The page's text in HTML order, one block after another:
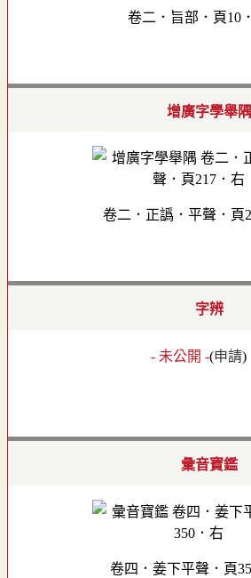
卷二．旨部．頁10
增廣字學舉隅
卷二．正譌．平聲．頁
字辨
- 未公開 -(申請)
彙音寶鑑
卷四．姜下平聲．頁